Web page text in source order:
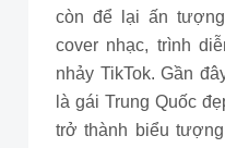
còn để lại ấn
cover nhạc, trình
nhảy TikTok. Gần
là gái Trung Quốc
trở thành biểu